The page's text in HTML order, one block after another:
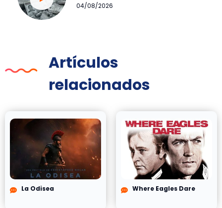
04/08/2026
Artículos
relacionados
La Odisea Where Eagles Dare